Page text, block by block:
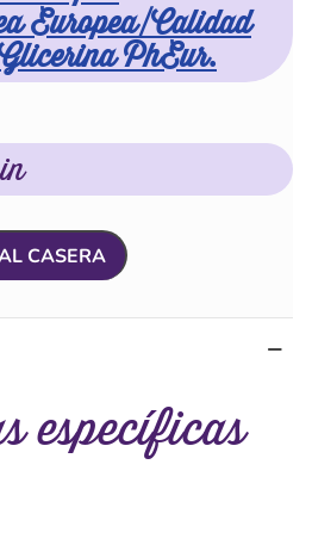
Europea/Calidad
PhEur.
CASERA
específicas